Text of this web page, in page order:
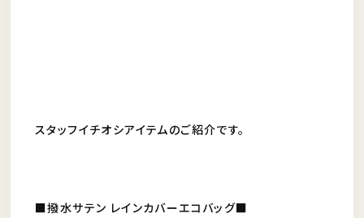
スタッフイチオシアイテムのご紹介です。
■撥水サテン レインカバーエコバッグ■